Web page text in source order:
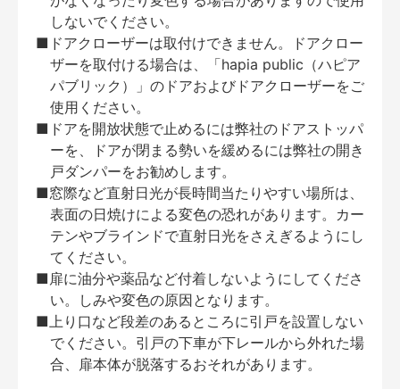
しないでください。
■ドアクローザーは取付けできません。ドアクロー
ザーを取付ける場合は、「hapia public（ハピア
パブリック）」のドアおよびドアクローザーをご
使用ください。
■ドアを開放状態で止めるには弊社のドアストッパ
ーを、ドアが閉まる勢いを緩めるには弊社の開き
戸ダンパーをお勧めします。
■窓際など直射日光が長時間当たりやすい場所は、
表面の日焼けによる変色の恐れがあります。カー
テンやブラインドで直射日光をさえぎるようにし
てください。
■扉に油分や薬品など付着しないようにしてくださ
い。しみや変色の原因となります。
■上り口など段差のあるところに引戸を設置しない
でください。引戸の下車が下レールから外れた場
合、扉本体が脱落するおそれがあります。